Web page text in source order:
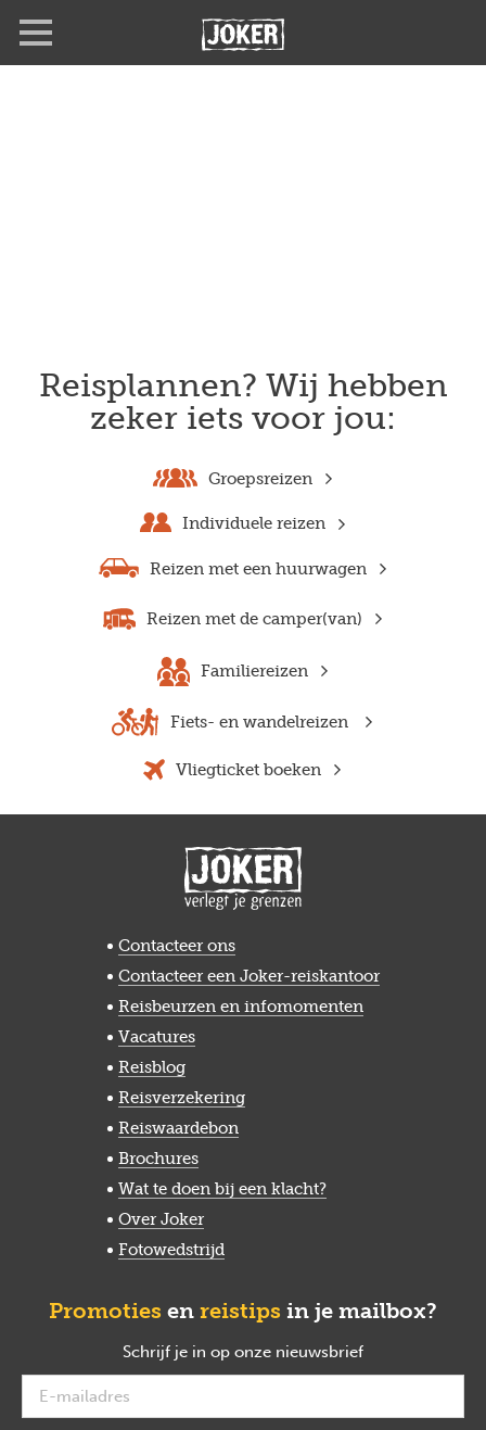
Reisplannen? Wij hebben
zeker iets voor jou:
Groepsreizen
Individuele reizen
Reizen met een huurwagen
Reizen met de camper(van)
Familiereizen
Fiets- en wandelreizen
Vliegticket boeken
Contacteer ons
Contacteer een Joker-reiskantoor
Reisbeurzen en infomomenten
Vacatures
Reisblog
Reisverzekering
Reiswaardebon
Brochures
Wat te doen bij een klacht?
Over Joker
Fotowedstrijd
Promoties en reistips in je mailbox?
Schrijf je in op onze nieuwsbrief